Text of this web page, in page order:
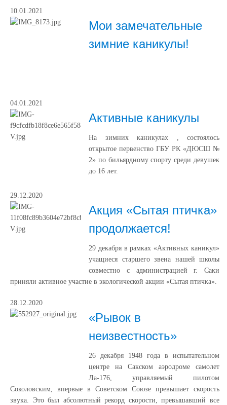
10.01.2021
Мои замечательные
зимние каникулы!
04.01.2021
Активные каникулы
На зимних каникулах , состоялось
открытое первенство ГБУ РК «ДЮСШ №
2» по бильярдному спорту среди девушек
до 16 лет.
29.12.2020
Акция «Сытая птичка»
продолжается!
29 декабря в рамках «Активных каникул»
учащиеся старшего звена нашей школы
совместно с администрацией г. Саки
приняли активное участие в экологической акции «Сытая птичка».
28.12.2020
«Рывок в
неизвестность»
26 декабря 1948 года в испытательном
центре на Сакском аэродроме самолет
Ла-176, управляемый пилотом
Соколовским, впервые в Советском Союзе превышает скорость
звука. Это был абсолютный рекорд скорости, превышавший все